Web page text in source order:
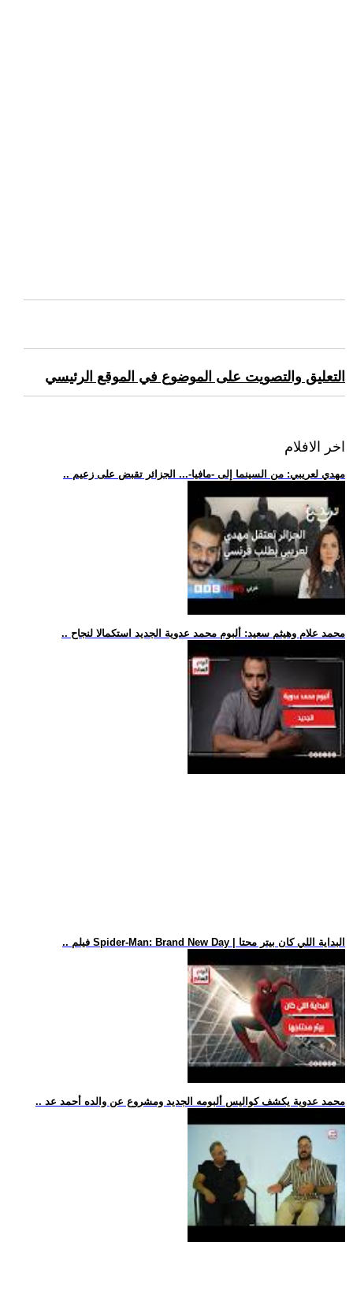
التعليق والتصويت على الموضوع في الموقع الرئيسي
اخر الافلام
.. مهدي لعريبي: من السينما إلى -مافيا-... الجزائر تقبض على زعيم
.. محمد علام وهيثم سعيد: ألبوم محمد عدوية الجديد استكمالا لنجاح
.. فيلم Spider-Man: Brand New Day | البداية اللي كان بيتر محتا
.. محمد عدوية يكشف كواليس ألبومه الجديد ومشروع عن والده أحمد عد